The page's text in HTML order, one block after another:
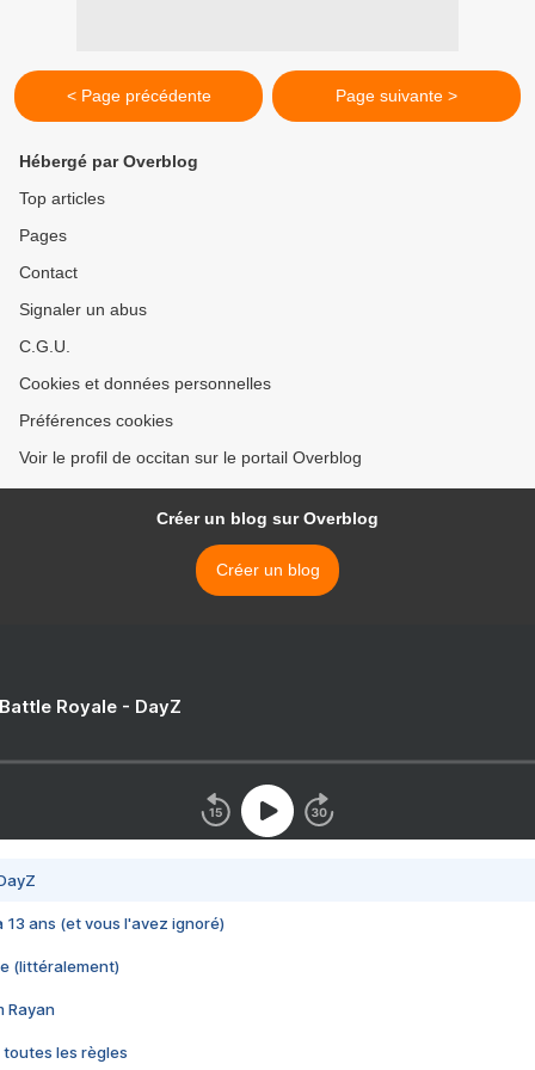
< Page précédente Page suivante >
Hébergé par Overblog
Top articles
Pages
Contact
Signaler un abus
C.G.U.
Cookies et données personnelles
Préférences cookies
Voir le profil de occitan sur le portail Overblog
Créer un blog sur Overblog
Créer un blog
Royale - DayZ
13 ans (et vous l'avez ignoré)
(littéralement)
Rayan
toutes les règles